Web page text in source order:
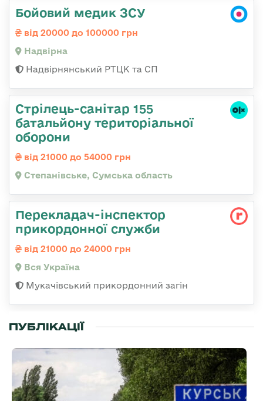
Бойовий медик ЗСУ
від 20000 до 100000 грн
Надвірна
Надвірнянський РТЦК та СП
Стрілець-санітар 155
батальйону територіальної
оборони
від 21000 до 54000 грн
Степанівське, Сумська область
Перекладач-інспектор
прикордонної служби
від 21000 до 24000 грн
Вся Україна
Мукачівський прикордонний загін
ПУБЛІКАЦІЇ